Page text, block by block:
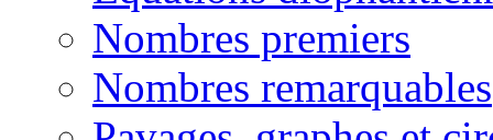
Nombres premiers
Nombres remarquables